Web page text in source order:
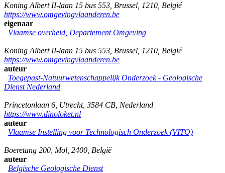
Koning Albert II-laan 15 bus 553 Brussel 1210 België
https://www.omgevingvlaanderen.be
eigenaar
Vlaamse overheid, Departement Omgeving
Koning Albert II-laan 15 bus 553 Brussel 1210 België
https://www.omgevingvlaanderen.be
auteur
Toegepast-Natuurwetenschappelijk Onderzoek - Geologische
Dienst Nederland
Princetonlaan 6 Utrecht, 3584 CB Nederland
https://www.dinoloket.nl
auteur
Vlaamse Instelling voor Technologisch Onderzoek (VITO)
Boeretang 200 Mol 2400 België
auteur
Belgische Geologische Dienst